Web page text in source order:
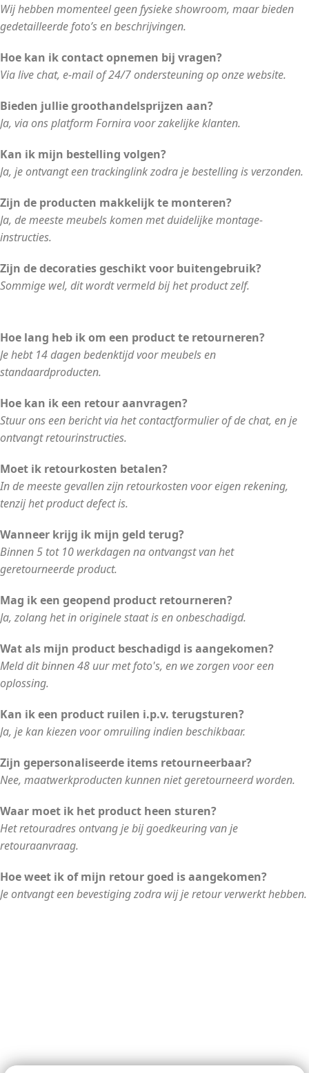
Wij hebben momenteel geen fysieke showroom, maar bieden
gedetailleerde foto’s en beschrijvingen.
Hoe kan ik contact opnemen bij vragen?
Via live chat, e-mail of 24/7 ondersteuning op onze website.
Bieden jullie groothandelsprijzen aan?
Ja, via ons platform Fornira voor zakelijke klanten.
Kan ik mijn bestelling volgen?
Ja, je ontvangt een trackinglink zodra je bestelling is verzonden.
Zijn de producten makkelijk te monteren?
Ja, de meeste meubels komen met duidelijke montage-
instructies.
Zijn de decoraties geschikt voor buitengebruik?
Sommige wel, dit wordt vermeld bij het product zelf.
Hoe lang heb ik om een product te retourneren?
Je hebt 14 dagen bedenktijd voor meubels en
standaardproducten.
Hoe kan ik een retour aanvragen?
Stuur ons een bericht via het contactformulier of de chat, en je
ontvangt retourinstructies.
Moet ik retourkosten betalen?
In de meeste gevallen zijn retourkosten voor eigen rekening,
tenzij het product defect is.
Wanneer krijg ik mijn geld terug?
Binnen 5 tot 10 werkdagen na ontvangst van het
geretourneerde product.
Mag ik een geopend product retourneren?
Ja, zolang het in originele staat is en onbeschadigd.
Wat als mijn product beschadigd is aangekomen?
Meld dit binnen 48 uur met foto's, en we zorgen voor een
oplossing.
Kan ik een product ruilen i.p.v. terugsturen?
Ja, je kan kiezen voor omruiling indien beschikbaar.
Zijn gepersonaliseerde items retourneerbaar?
Nee, maatwerkproducten kunnen niet geretourneerd worden.
Waar moet ik het product heen sturen?
Het retouradres ontvang je bij goedkeuring van je
retouraanvraag.
Hoe weet ik of mijn retour goed is aangekomen?
Je ontvangt een bevestiging zodra wij je retour verwerkt hebben.